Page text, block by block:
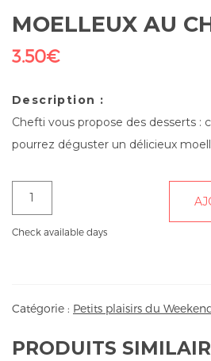
MOELLEUX AU
3.50€
Description :
Chefti vous propose des desserts :
pourrez déguster un délicieux
quantité
Moelleux
Check available days
Catégorie : Petits plaisirs du
PRODUITS